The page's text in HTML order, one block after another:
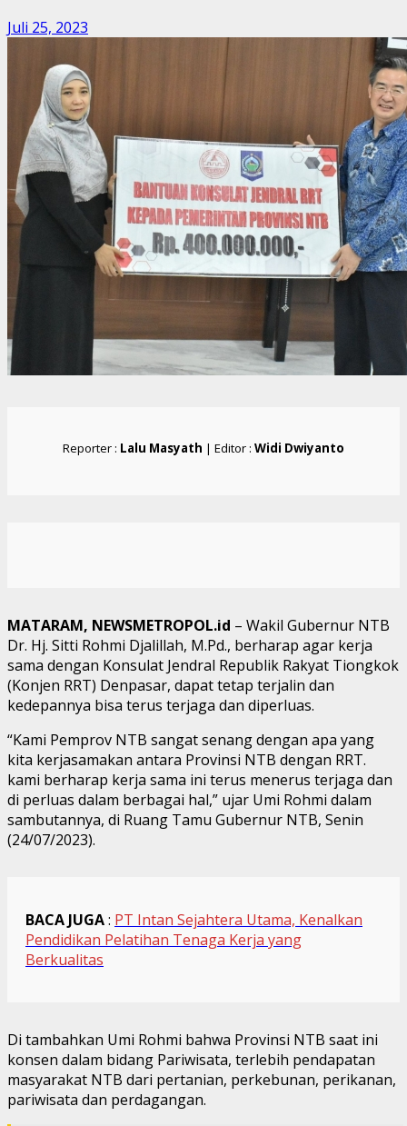
Juli 25, 2023
Reporter : Lalu Masyath | Editor : Widi Dwiyanto
MATARAM, NEWSMETROPOL.id – Wakil Gubernur NTB
Dr. Hj. Sitti Rohmi Djalillah, M.Pd., berharap agar kerja
sama dengan Konsulat Jendral Republik Rakyat Tiongkok
(Konjen RRT) Denpasar, dapat tetap terjalin dan
kedepannya bisa terus terjaga dan diperluas.
“Kami Pemprov NTB sangat senang dengan apa yang
kita kerjasamakan antara Provinsi NTB dengan RRT.
kami berharap kerja sama ini terus menerus terjaga dan
di perluas dalam berbagai hal,” ujar Umi Rohmi dalam
sambutannya, di Ruang Tamu Gubernur NTB, Senin
(24/07/2023).
BACA JUGA: PT Intan Sejahtera Utama, Kenalkan
Pendidikan Pelatihan Tenaga Kerja yang
Berkualitas
Di tambahkan Umi Rohmi bahwa Provinsi NTB saat ini
konsen dalam bidang Pariwisata, terlebih pendapatan
masyarakat NTB dari pertanian, perkebunan, perikanan,
pariwisata dan perdagangan.